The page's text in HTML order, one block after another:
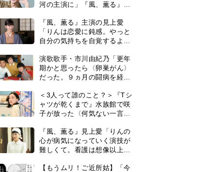
河の主演に」『風、薫る』で
『風、薫る』主演の見上愛
「りんは恋愛に鈍感。やっと
自分の気持ちを自覚するよう
演歌歌手・市川由紀乃「更年
期かと思ったら〈卵巣がん〉
だった。９ヵ月の闘病を経て
紙を今も支えに」【2026上半
期BEST】
＜3人って誰のこと？＞『Tシ
ャツが乾くまで』水族館で咲
子が放った〈何気ない一言〉
線？」「子どもの話だと…」
『風、薫る』見上愛「りんの
心が病気になっていく演技が
難しくて。看護は想像以上に
【もうムリ！ご近所姑】「今